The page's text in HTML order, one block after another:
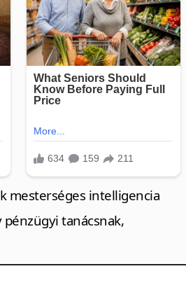
mesterséges intelligencia
tanácsnak,